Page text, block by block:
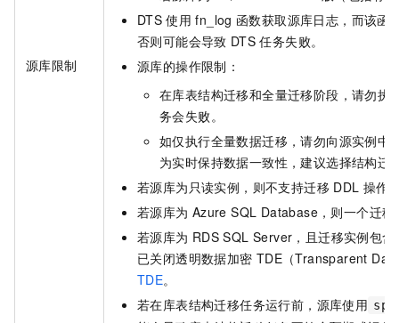
源库限制
DTS 使用 fn_log 函数获取源库日志，而该函
否则可能会导致 DTS 任务失败。
源库的操作限制：
在库表结构迁移和全量迁移阶段，请勿执
务会失败。
如仅执行全量数据迁移，请勿向源实例中
为实时保持数据一致性，建议选择结构迁
若源库为只读实例，则不支持迁移 DDL 操作
若源库为 Azure SQL Database，则一个迁
若源库为 RDS SQL Server，且迁移实例包
已关闭透明数据加密 TDE（Transparent
TDE。
若在库表结构迁移任务运行前，源库使用